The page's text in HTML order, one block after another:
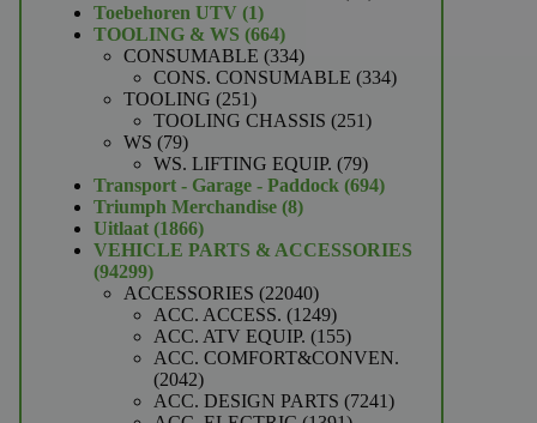
Toebehoren UTV 11
product
TOOLING & WS 664664
producten
CONSUMABLE 334334
producten
CONS. CONSUMABLE 334334
TOOLING 251251
producten
TOOLING CHASSIS 251251
WS 7979
producten
WS. LIFTING EQUIP. 7979
producten
Transport - Garage - Paddock 694694
Triumph Merchandise 88
Uitlaat 18661866
producten
VEHICLE PARTS & ACCESSORIES
9429994299
producten
ACCESSORIES 2204022040
producten
ACC. ACCESS. 12491249
producten
ACC. ATV EQUIP. 155155
producten
ACC. COMFORT&CONVEN.
20422042
producten
ACC. DESIGN PARTS 72417241